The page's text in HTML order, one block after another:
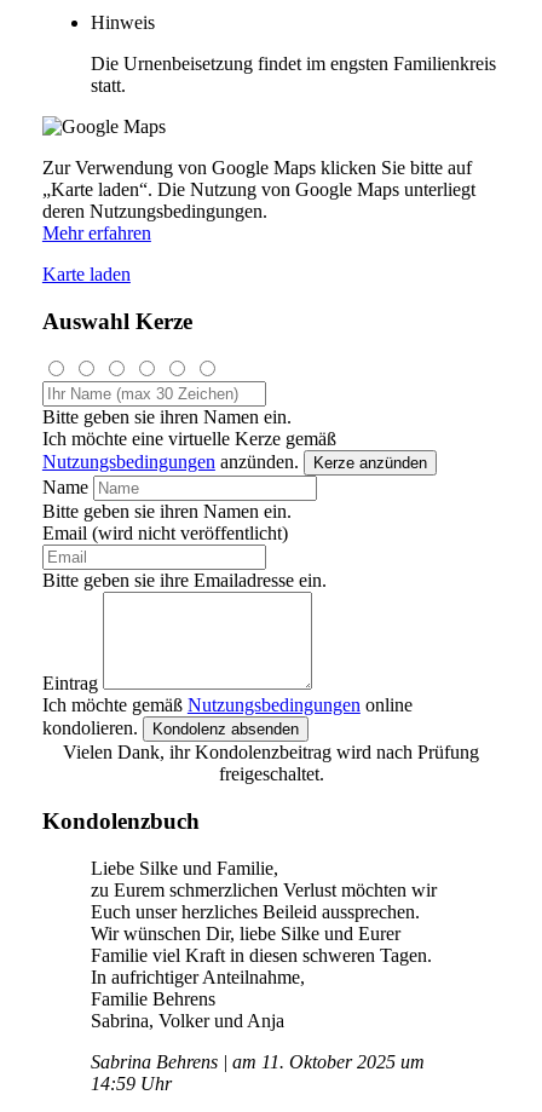
Hinweis
Die Urnenbeisetzung findet im engsten Familienkreis
statt.
Zur Verwendung von Google Maps klicken Sie bitte auf
„Karte laden“. Die Nutzung von Google Maps unterliegt
deren Nutzungsbedingungen.
Mehr erfahren
Karte laden
Auswahl Kerze
Bitte geben sie ihren Namen ein.
Ich möchte eine virtuelle Kerze gemäß
Nutzungsbedingungen anzünden. Kerze anzünden
Name
Bitte geben sie ihren Namen ein.
Email (wird nicht veröffentlicht)
Bitte geben sie ihre Emailadresse ein.
Eintrag
Ich möchte gemäß Nutzungsbedingungen online
kondolieren.
Kondolenz absenden
Vielen Dank, ihr Kondolenzbeitrag wird nach Prüfung
freigeschaltet.
Kondolenzbuch
Liebe Silke und Familie,
zu Eurem schmerzlichen Verlust möchten wir
Euch unser herzliches Beileid aussprechen.
Wir wünschen Dir, liebe Silke und Eurer
Familie viel Kraft in diesen schweren Tagen.
In aufrichtiger Anteilnahme,
Familie Behrens
Sabrina, Volker und Anja
Sabrina Behrens | am 11. Oktober 2025 um
14:59 Uhr